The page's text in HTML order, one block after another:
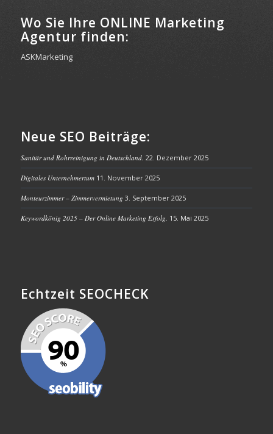
Wo Sie Ihre ONLINE Marketing
Agentur finden:
ASKMarketing
Neue SEO Beiträge:
Sanitär und Rohrreinigung in Deutschland. 22. Dezember 2025
Digitales Unternehmertum 11. November 2025
Monteurzimmer – Zimmervermietung 3. September 2025
Keywordkönig 2025 – Der Online Marketing Erfolg. 15. Mai 2025
Echtzeit SEOCHECK